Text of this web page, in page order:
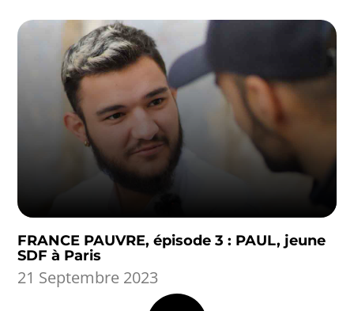
FRANCE PAUVRE, épisode 3 : PAUL, jeune
SDF à Paris
21 Septembre 2023